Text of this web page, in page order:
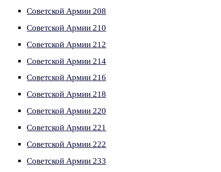
Советской Армии 208
Советской Армии 210
Советской Армии 212
Советской Армии 214
Советской Армии 216
Советской Армии 218
Советской Армии 220
Советской Армии 221
Советской Армии 222
Советской Армии 233